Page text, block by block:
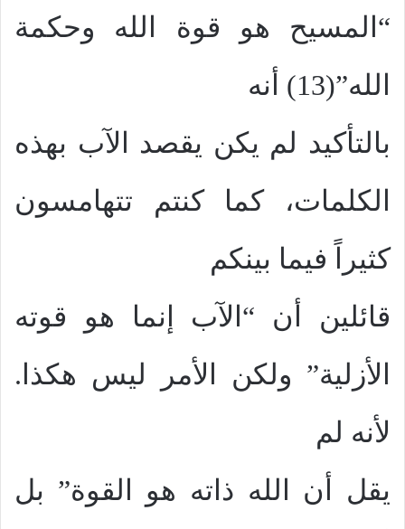
“المسيح هو قوة الله وحكمة
الله”(13) أنه
بالتأكيد لم يكن يقصد الآب بهذه
الكلمات، كما كنتم تتهامسون
كثيراً فيما بينكم
قائلين أن “الآب إنما هو قوته
الأزلية” ولكن الأمر ليس هكذا.
لأنه لم
يقل أن الله ذاته هو القوة” بل